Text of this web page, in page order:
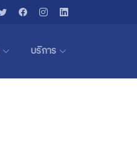
บริการ